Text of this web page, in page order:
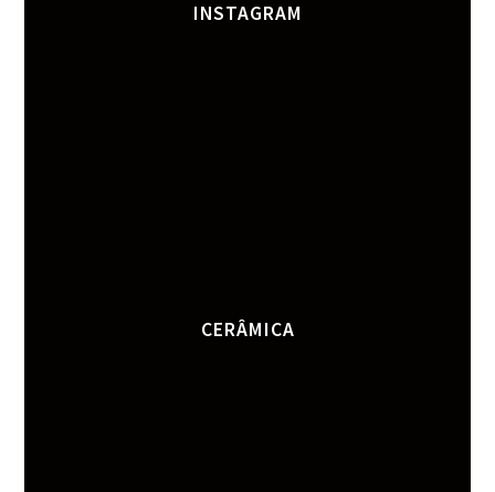
INSTAGRAM
CERÂMICA